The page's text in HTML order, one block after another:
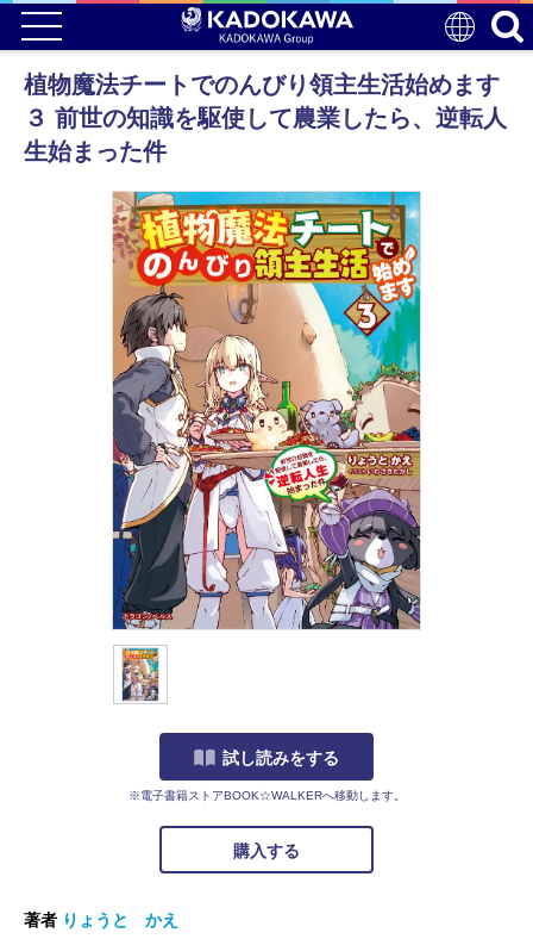
植物魔法チートでのんびり領主生活始めます
３ 前世の知識を駆使して農業したら、逆転人
生始まった件
試し読みをする
※電子書籍ストアBOOK☆WALKERへ移動します。
購入する
著者 りょうと かえ